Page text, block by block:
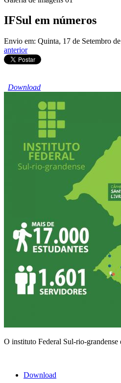
IFSul em números
Envio em: Quinta, 17 de Setembro
anterior
Download
O instituto Federal Sul-rio-grandense
Download